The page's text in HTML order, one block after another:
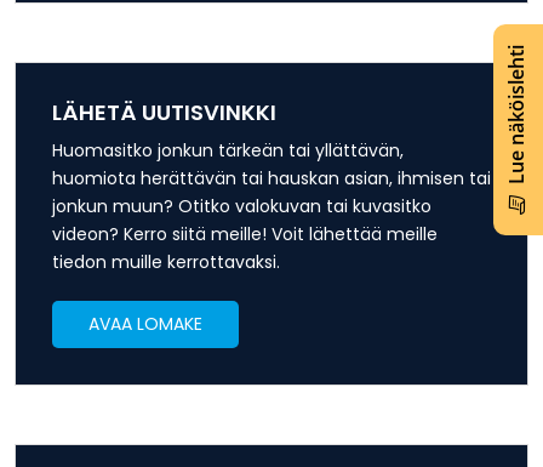
Lue näköislehti
LÄHETÄ UUTISVINKKI
Huomasitko jonkun tärkeän tai yllättävän,
huomiota herättävän tai hauskan asian, ihmisen tai
jonkun muun? Otitko valokuvan tai kuvasitko
videon? Kerro siitä meille! Voit lähettää meille
tiedon muille kerrottavaksi.
AVAA LOMAKE